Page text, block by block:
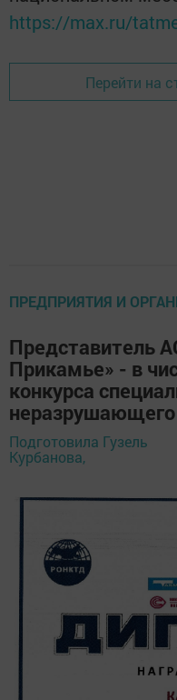
https://max.ru/
Перейти на
ПРЕДПРИЯТИЯ И
Представитель
Прикамье» - в
конкурса
неразрушающего
Подготовила Гузель
Курбанова,